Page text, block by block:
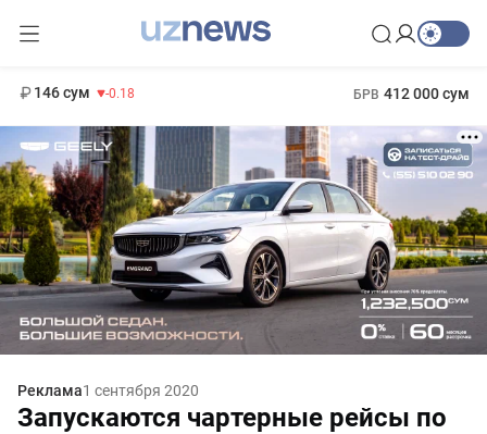
146 сум -0.18 БРВ 412 000 сум
Реклама1 сентября 2020
Запускаются чартерные рейсы по